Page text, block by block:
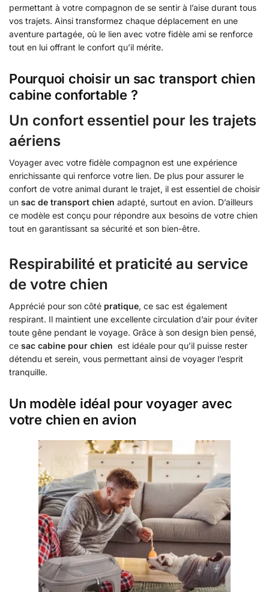
permettant à votre compagnon de se sentir à l’aise durant tous
vos trajets. Ainsi transformez chaque déplacement en une
aventure partagée, où le lien avec votre fidèle ami se renforce
tout en lui offrant le confort qu’il mérite.
Pourquoi choisir un sac transport chien
cabine confortable ?
Un confort essentiel pour les trajets
aériens
Voyager avec votre fidèle compagnon est une expérience
enrichissante qui renforce votre lien. De plus pour assurer le
confort de votre animal durant le trajet, il est essentiel de choisir
un sac de transport chien adapté, surtout en avion. D’ailleurs
ce modèle est conçu pour répondre aux besoins de votre chien
tout en garantissant sa sécurité et son bien-être.
Respirabilité et praticité au service
de votre chien
Apprécié pour son côté pratique, ce sac est également
respirant. Il maintient une excellente circulation d’air pour éviter
toute gêne pendant le voyage. Grâce à son design bien pensé,
ce sac cabine pour chien est idéale pour qu’il puisse rester
détendu et serein, vous permettant ainsi de voyager l’esprit
tranquille.
Un modèle idéal pour voyager avec
votre chien en avion